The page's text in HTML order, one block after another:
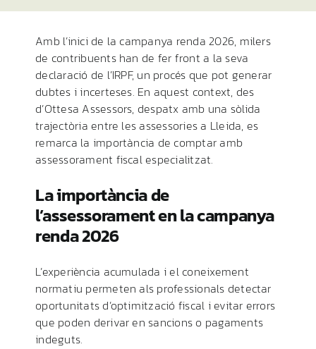
Amb l’inici de la campanya renda 2026, milers
de contribuents han de fer front a la seva
declaració de l’IRPF, un procés que pot generar
dubtes i incerteses. En aquest context, des
d’Ottesa Assessors, despatx amb una sòlida
trajectòria entre les assessories a Lleida, es
remarca la importància de comptar amb
assessorament fiscal especialitzat.
La importància de
l’assessorament en la campanya
renda 2026
L’experiència acumulada i el coneixement
normatiu permeten als professionals detectar
oportunitats d’optimització fiscal i evitar errors
que poden derivar en sancions o pagaments
indeguts.